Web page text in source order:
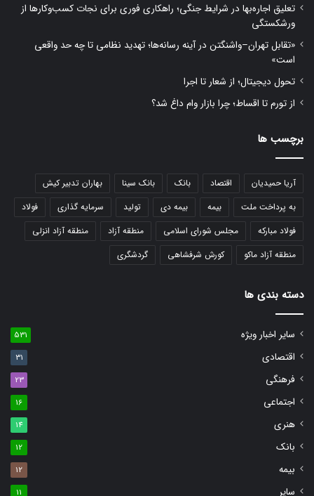
تعلیق اجاره‌بها در شرایط جنگی؛ راهکاری فوری برای نجات کسب‌وکارها از
ورشکستگی
«تقابل تهران–واشنگتن در آینه رسانه‌ها؛ تهدید نظامی تا چه حد واقعی
است»
تحول دیجیتال؛ از شعار تا اجرا
از تورم تا اقساط؛ چرا بازار وام داغ شد؟
برچسب ها
آریا حمیدیان اقتصاد بانک بانک سینا
بهاران تدبیر کیش
به پرداخت ملت
بیمه بیمه دی تولید سرمایه گذاری
فولاد
فولاد مبارکه
مجلس شورای اسلامی منطقه آزاد
منطقه آزاد انزلی
منطقه آزاد ماکو
کورش شرفشاهی گردشگری
دسته بندی ها
سایر اخبار ویژه 531
اقتصادی 31
فرهنگی 23
اجتماعی 16
هنری 14
بانک 12
بیمه 12
سایر 11